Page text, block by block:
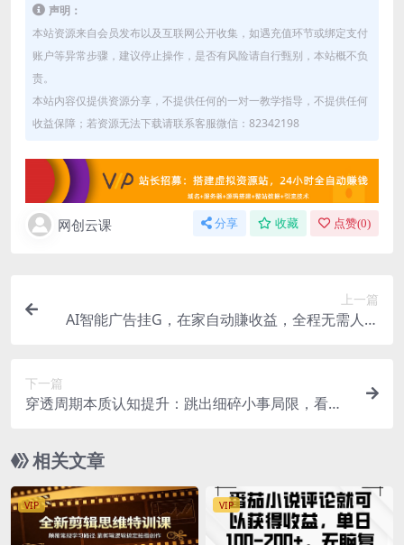
声明：
本站资源来自会员发布以及互联网公开收集，如遇充值环节或绑定支付
账户等异常步骤，建议停止操作，是否有风险请自行甄别，本站概不负
责。
本站内容仅提供资源分享，不提供任何的一对一教学指导，不提供任何
收益保障；若资源无法下载请联系客服微信：82342198
网创云课 分享 收藏 点赞(0)
上一篇
AI智能广告挂G，在家自动賺收益，全程无需人工
下一篇
穿透周期本质认知提升：跳出细碎小事局限，看懂
相关文章
VIP VIP